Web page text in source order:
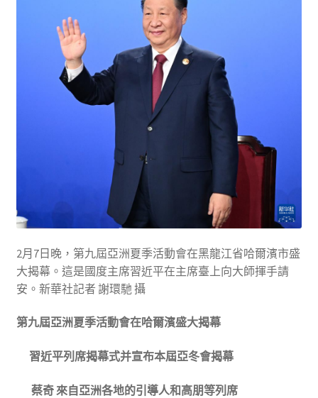
2月7日晚，第九屆亞洲夏季活動會在黑龍江省哈爾濱市盛
大揭幕。這是國度主席習近平在主席臺上向大師揮手請
安。新華社記者 謝環馳 攝
第九屆亞洲夏季活動會在哈爾濱盛大揭幕
習近平列席揭幕式并宣布本屆亞冬會揭幕
蔡奇 來自亞洲各地的引導人和高朋等列席